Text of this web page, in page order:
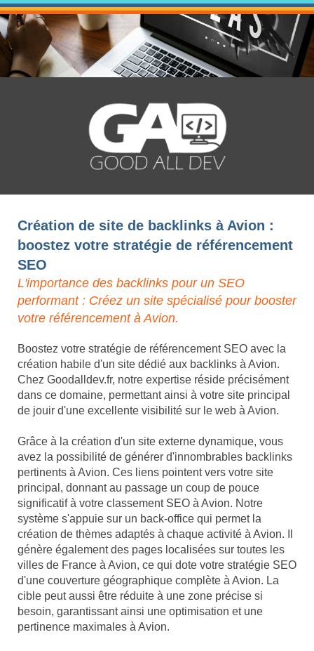
Création de site de backlinks à Avion :
boostez votre stratégie de référencement
SEO
L'importance des backlinks pour un SEO
performant : Créez un site spécialisé pour booster
votre référencement à Avion.
Boostez votre stratégie de référencement SEO avec la
création habile d'un site dédié aux backlinks à Avion.
Chez Goodalldev.fr, notre expertise réside précisément
dans ce domaine, permettant ainsi à votre site principal
de jouir d'une excellente visibilité sur le web à Avion.
Grâce à la création d'un site externe dynamique, vous
avez la possibilité de générer d'innombrables backlinks
pertinents à Avion. Ces liens pointent vers votre site
principal, donnant au passage un coup de pouce
significatif à votre classement SEO à Avion. Notre
système s'appuie sur un back-office qui permet la
création de thèmes adaptés à chaque activité à Avion. Il
génère également des pages localisées sur toutes les
villes de France à Avion, ce qui dote votre stratégie SEO
d'une couverture géographique complète à Avion. La
cible peut aussi être réduite à une zone précise si
besoin, garantissant ainsi une optimisation et une
pertinence maximales à Avion.